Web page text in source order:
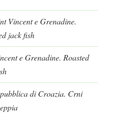
Vincent e Grenadine.
jack fish
e Grenadine. Roasted
di Croazia. Crni